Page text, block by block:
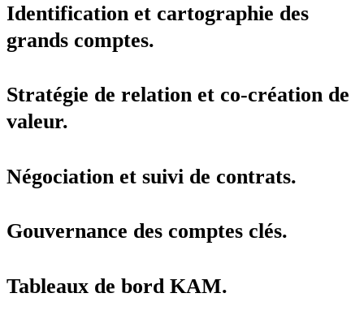
Identification et cartographie des
grands comptes.
Stratégie de relation et co-création de
valeur.
Négociation et suivi de contrats.
Gouvernance des comptes clés.
Tableaux de bord KAM.